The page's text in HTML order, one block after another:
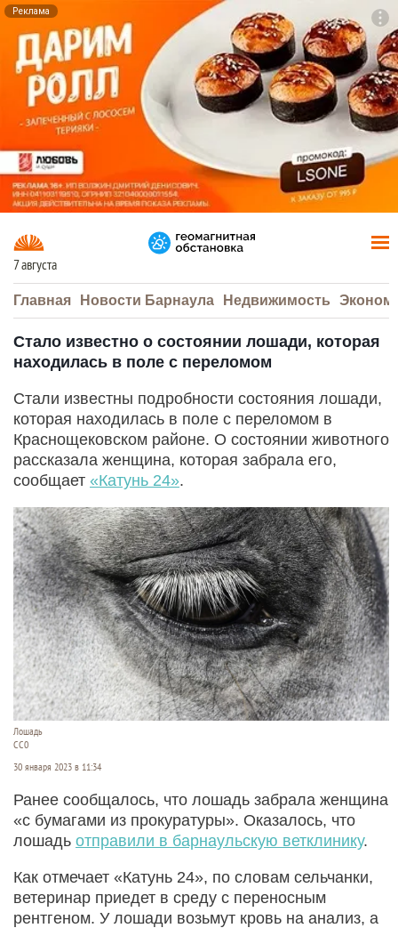
Реклама
7 августа
Главная Новости Барнаула Недвижимость
Стало известно о состоянии лошади, которая
находилась в поле с переломом
Стали известны подробности состояния лошади,
которая находилась в поле с переломом в
Краснощековском районе. О состоянии животного
рассказала женщина, которая забрала его,
сообщает «Катунь 24».
Лошадь
СС0
30 января 2023 в 11:34
Ранее сообщалось, что лошадь забрала женщина
«с бумагами из прокуратуры». Оказалось, что
лошадь отправили в барнаульскую ветклинику.
Как отмечает «Катунь 24», по словам сельчанки,
ветеринар приедет в среду с переносным
рентгеном. У лошади возьмут кровь на анализ, а